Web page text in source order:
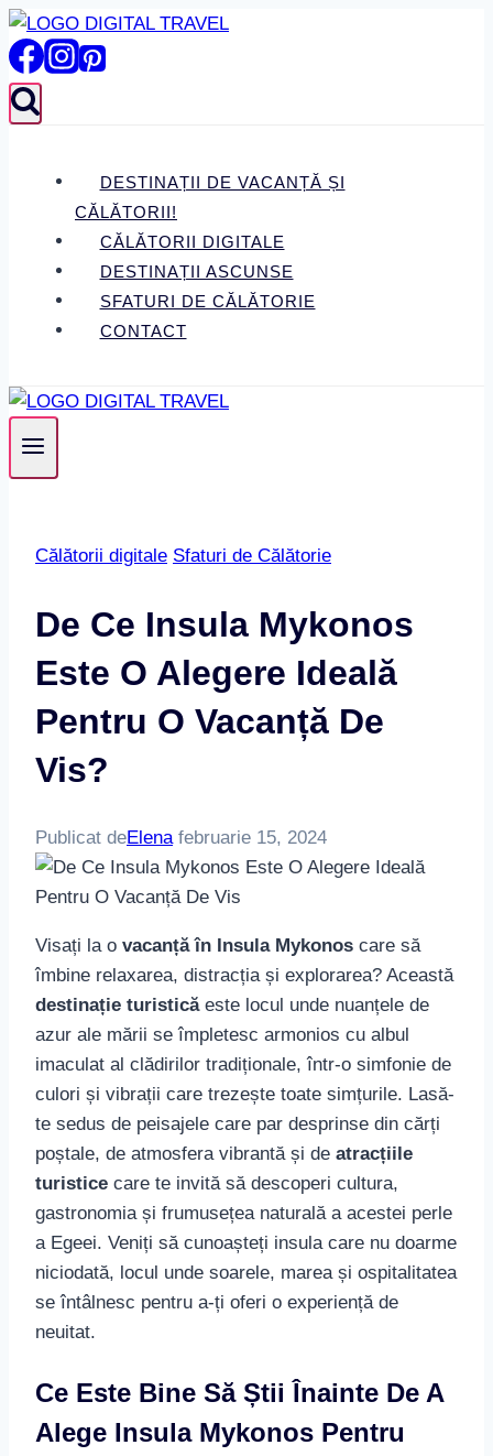
Skip
to
content
DESTINAȚII DE VACANȚĂ ȘI
CĂLĂTORII!
CĂLĂTORII DIGITALE
DESTINAȚII ASCUNSE
SFATURI DE CĂLĂTORIE
CONTACT
Călătorii digitale Sfaturi de Călătorie
De Ce Insula Mykonos
Este O Alegere Ideală
Pentru O Vacanță De
Vis?
Publicat deElena februarie 15, 2024
Visați la o vacanță în Insula Mykonos care să
îmbine relaxarea, distracția și explorarea? Această
destinație turisticăeste locul unde nuanțele de
azur ale mării se împletesc armonios cu albul
imaculat al clădirilor tradiționale, într-o simfonie de
culori și vibrații care trezește toate simțurile. Lasă-
te sedus de peisajele care par desprinse din cărți
poștale, de atmosfera vibrantă și de atracțiile
turistice care te invită să descoperi cultura,
gastronomia și frumusețea naturală a acestei perle
a Egeei. Veniți să cunoașteți insula care nu doarme
niciodată, locul unde soarele, marea și ospitalitatea
se întâlnesc pentru a-ți oferi o experiență de
neuitat.
Ce Este Bine Să Știi Înainte De A
Alege Insula Mykonos Pentru